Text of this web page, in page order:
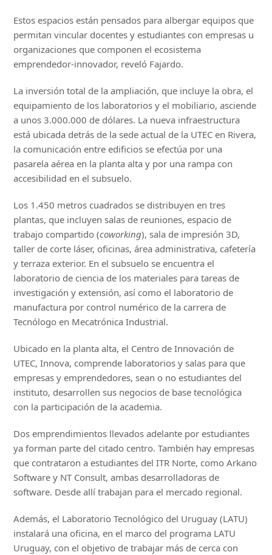
Estos espacios están pensados para albergar equipos que
permitan vincular docentes y estudiantes con empresas u
organizaciones que componen el ecosistema
emprendedor-innovador, reveló Fajardo.
La inversión total de la ampliación, que incluye la obra, el
equipamiento de los laboratorios y el mobiliario, asciende
a unos 3.000.000 de dólares. La nueva infraestructura
está ubicada detrás de la sede actual de la UTEC en Rivera,
la comunicación entre edificios se efectúa por una
pasarela aérea en la planta alta y por una rampa con
accesibilidad en el subsuelo.
Los 1.450 metros cuadrados se distribuyen en tres
plantas, que incluyen salas de reuniones, espacio de
trabajo compartido (coworking), sala de impresión 3D,
taller de corte láser, oficinas, área administrativa, cafetería
y terraza exterior. En el subsuelo se encuentra el
laboratorio de ciencia de los materiales para tareas de
investigación y extensión, así como el laboratorio de
manufactura por control numérico de la carrera de
Tecnólogo en Mecatrónica Industrial.
Ubicado en la planta alta, el Centro de Innovación de
UTEC, Innova, comprende laboratorios y salas para que
empresas y emprendedores, sean o no estudiantes del
instituto, desarrollen sus negocios de base tecnológica
con la participación de la academia.
Dos emprendimientos llevados adelante por estudiantes
ya forman parte del citado centro. También hay empresas
que contrataron a estudiantes del ITR Norte, como Arkano
Software y NT Consult, ambas desarrolladoras de
software. Desde allí trabajan para el mercado regional.
Además, el Laboratorio Tecnológico del Uruguay (LATU)
instalará una oficina, en el marco del programa LATU
Uruguay, con el objetivo de trabajar más de cerca con